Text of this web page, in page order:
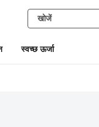
स्वच्छ ऊर्जा